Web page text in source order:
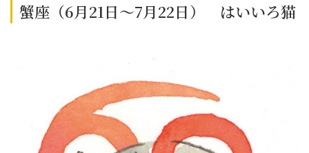
蟹座（6月21日～7月22日） はいいろ猫